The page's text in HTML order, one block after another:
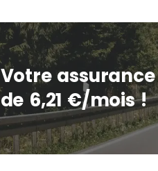
Votre
de 6,21 €/mois !